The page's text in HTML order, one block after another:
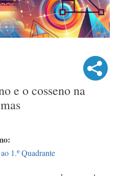
e o cosseno na
1.º Quadrante